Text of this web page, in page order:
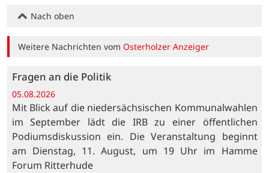
Nach oben
Weitere Nachrichten vomOsterholzer Anzeiger
Fragen an die Politik
05.08.2026
Mit Blick auf die niedersächsischen Kommunalwahlen
im September lädt die IRB zu einer öffentlichen
Podiumsdiskussion ein. Die Veranstaltung beginnt
am Dienstag, 11. August, um 19 Uhr im Hamme
Forum Ritterhude